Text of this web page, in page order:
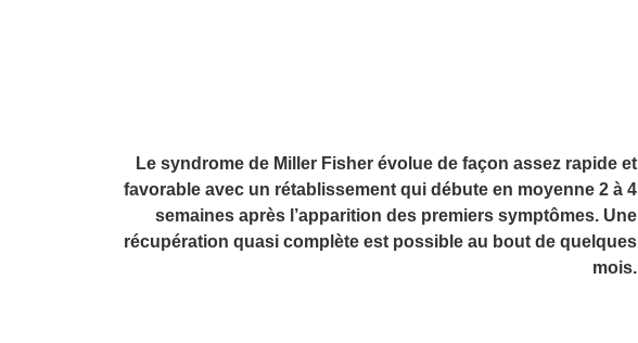
Le syndrome de Miller Fisher évolue de façon assez rapide et
favorable avec un rétablissement qui débute en moyenne 2 à 4
semaines après l’apparition des premiers symptômes. Une
récupération quasi complète est possible au bout de quelques
mois.